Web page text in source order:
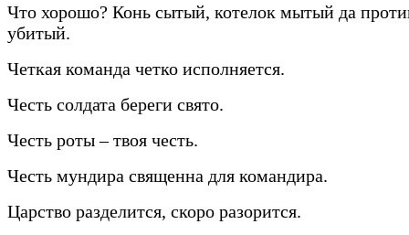
Что хорошо? Конь сытый, котелок мытый да
убитый.
Четкая команда четко исполняется.
Честь солдата береги свято.
Честь роты – твоя честь.
Честь мундира священна для командира.
Царство разделится, скоро разорится.